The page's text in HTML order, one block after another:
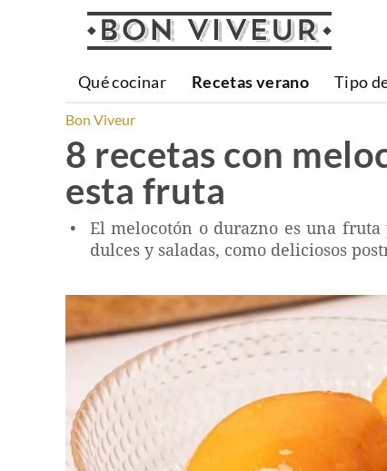
Qué cocinar Recetas verano Tipo
Bon Viveur
8 recetas con
esta fruta
El melocotón o durazno es una
dulces y saladas, como deliciosos